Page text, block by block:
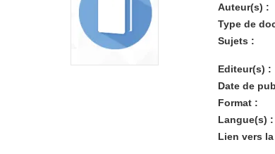
Auteur(s) :
Type de
Sujets :
Editeur(s) :
Date de
Format :
Langue(s) :
Lien vers